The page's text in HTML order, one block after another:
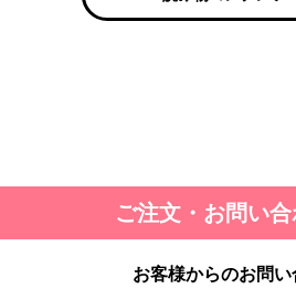
ご注文・お問い
お客様からのお問